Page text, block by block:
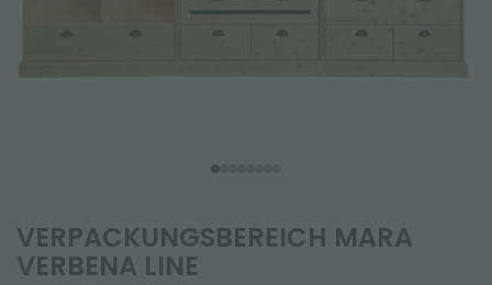
VERPACKUNGSBEREICH MARA
VERBENA LINE